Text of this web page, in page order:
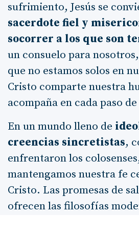
sufrimiento, Jesús se
sacerdote fiel y
socorrer a los que son
un consuelo para
que no estamos solos en
Cristo comparte nuestra
acompaña en cada paso
En un mundo lleno de
creencias sincretistas,
enfrentaron los
mantengamos nuestra fe
Cristo. Las promesas de
ofrecen las filosofías